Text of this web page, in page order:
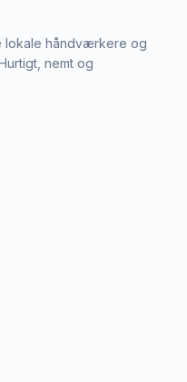
lokale håndværkere og
nemt og